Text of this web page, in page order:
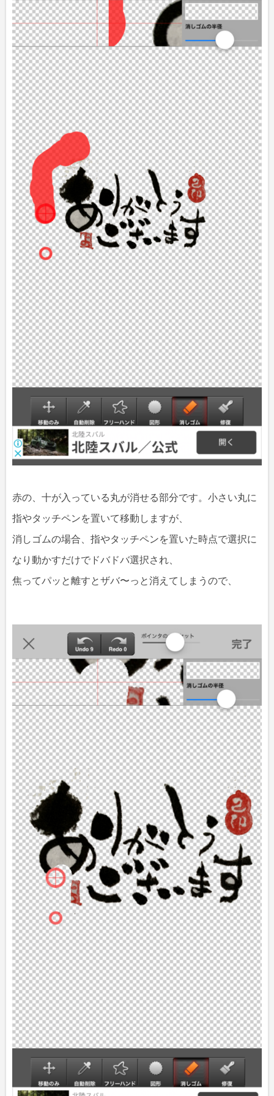
赤の、十が入っている丸が消せる部分です。小さい丸に
指やタッチペンを置いて移動しますが、
消しゴムの場合、指やタッチペンを置いた時点で選択に
なり動かすだけでドバドバ選択され、
焦ってパッと離すとザバ〜っと消えてしまうので、